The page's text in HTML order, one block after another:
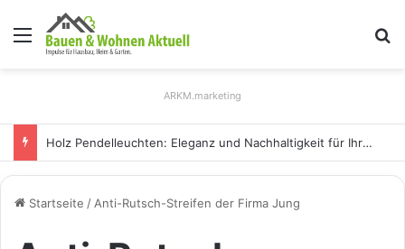
Menü
ARKM.marketing
Holz Pendelleuchten: Eleganz und Nachhaltigkeit für Ihr Zuhause
Startseite / Anti-Rutsch-Streifen der Firma Jung